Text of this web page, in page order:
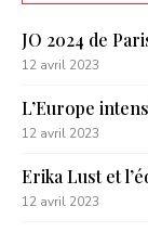
JO 2024 de
12 avril 2023
L’Europe
12 avril 2023
Erika Lust et
12 avril 2023